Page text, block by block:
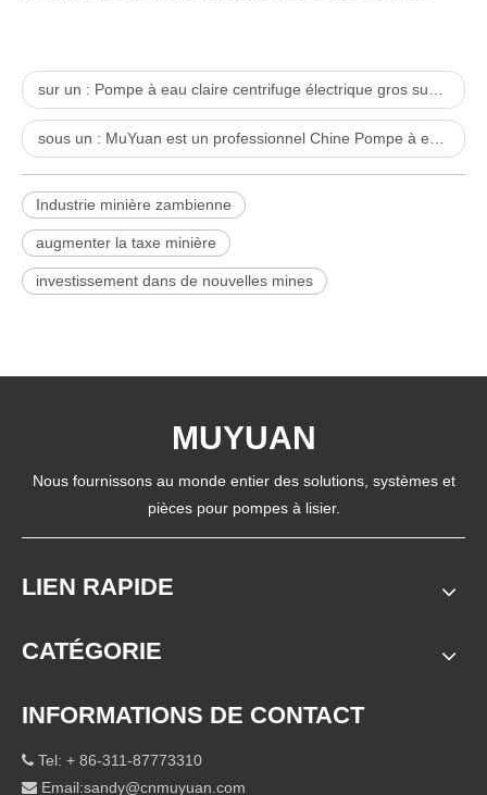
sur un : Pompe à eau claire centrifuge électrique gros suggère comment nettoyer la pompe?
sous un : MuYuan est un professionnel Chine Pompe à eau claire centrifuge Fournisseurs
Industrie minière zambienne
augmenter la taxe minière
investissement dans de nouvelles mines
MUYUAN
Nous fournissons au monde entier des solutions, systèmes et
pièces pour pompes à lisier.
LIEN RAPIDE
CATÉGORIE
INFORMATIONS DE CONTACT
 Tel: + 86-311-87773310
 Email:sandy@cnmuyuan.com